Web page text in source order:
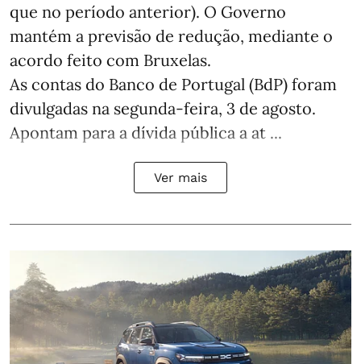
que no período anterior). O Governo
mantém a previsão de redução, mediante o
acordo feito com Bruxelas.
As contas do Banco de Portugal (BdP) foram
divulgadas na segunda-feira, 3 de agosto.
Apontam para a dívida pública a at ...
Ver mais